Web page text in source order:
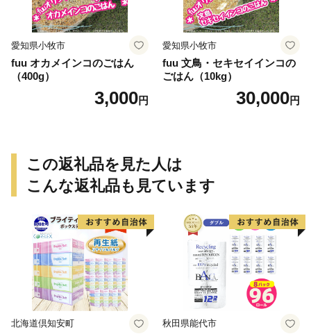
愛知県小牧市
fuu オカメインコのごはん
（400g）
3,000円
愛知県小牧市
fuu 文鳥・セキセイインコの
ごはん（10kg）
30,000円
この返礼品を見た人は
こんな返礼品も見ています
北海道倶知安町 秋田県能代市